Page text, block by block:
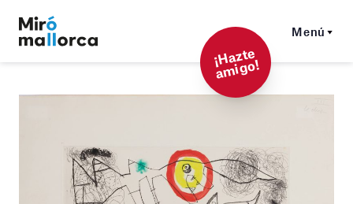
Menú
¡
Hazt
e
a
mi
g
o!